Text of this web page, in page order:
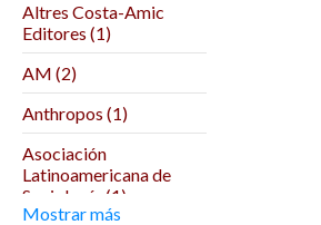
Altres Costa-Amic
Editores (1)
AM (2)
Anthropos (1)
Asociación
Latinoamericana de
Sociología (1)
Mostrar más